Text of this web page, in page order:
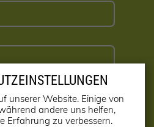
werden)
unserer Website. Einige von
andere uns helfen,
Erfahrung zu verbessern.